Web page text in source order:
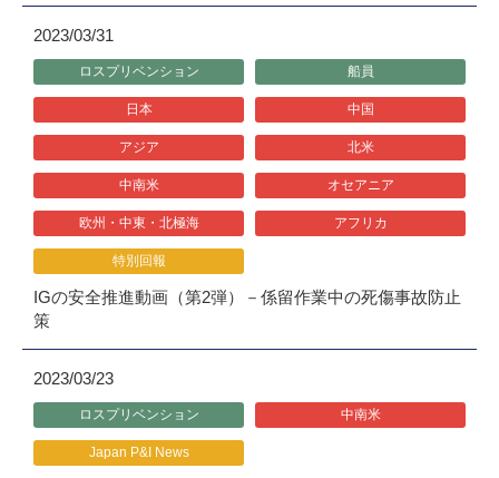
2023/03/31
ロスプリベンション 船員
日本 中国
アジア 北米
中南米 オセアニア
欧州・中東・北極海 アフリカ
特別回報
IGの安全推進動画（第2弾）－係留作業中の死傷事故防止
策
2023/03/23
ロスプリベンション 中南米
Japan P&I News